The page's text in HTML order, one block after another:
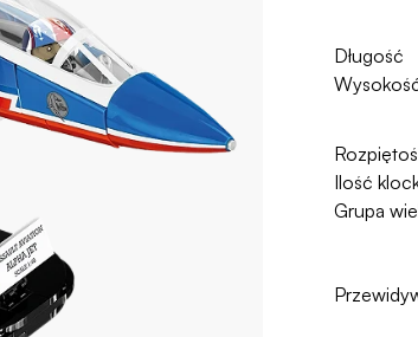
Długość
Ilość
Grupa